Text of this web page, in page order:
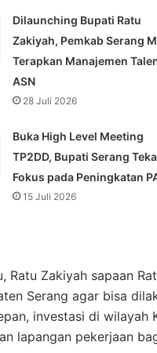
Dilaunching Bupati Ratu
Zakiyah, Pemkab Serang
Terapkan Manajemen
ASN
28 Juli 2026
Buka High Level Meeting
TP2DD, Bupati Serang
Fokus pada Peningkatan
15 Juli 2026
Ratu Zakiyah sapaan
Serang agar bisa
investasi di wilayah
lapangan pekerjaan